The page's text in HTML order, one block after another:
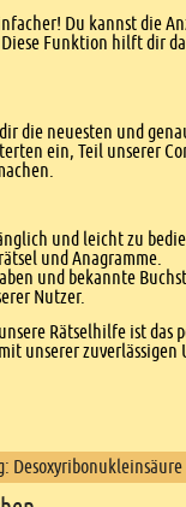
Du kannst die
Funktion hilft dir
neuesten und
ein, Teil unserer
und leicht zu
und Anagramme.
und bekannte
Nutzer.
Rätselhilfe ist
unserer
Desoxyribonukleinsäure